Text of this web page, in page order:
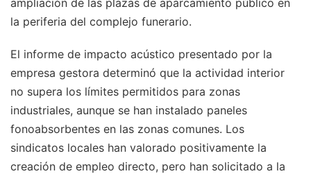
la periferia del complejo funerario.
El informe de impacto acústico presentado por la
empresa gestora determinó que la actividad interior
no supera los límites permitidos para zonas
industriales, aunque se han instalado paneles
fonoabsorbentes en las zonas comunes. Los
sindicatos locales han valorado positivamente la
creación de empleo directo, pero han solicitado a la